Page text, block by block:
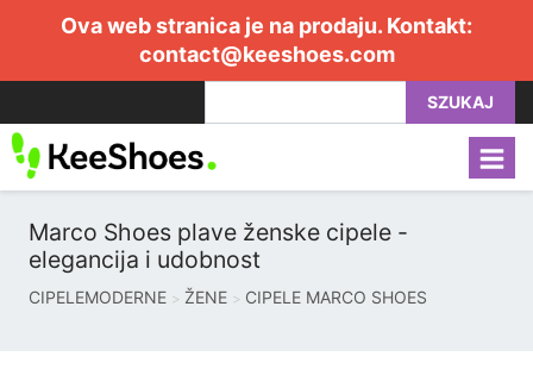
Ova web stranica je na prodaju. Kontakt:
contact@keeshoes.com
SZUKAJ
Marco Shoes plave ženske cipele -
elegancija i udobnost
CIPELEMODERNE ŽENE CIPELE MARCO SHOES